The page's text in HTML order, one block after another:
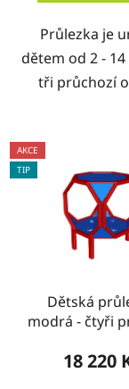
Průlezka je
dětem od 2 -
tři průchozí
AKCE
TIP
Dětská
modrá - čtyři
18 220